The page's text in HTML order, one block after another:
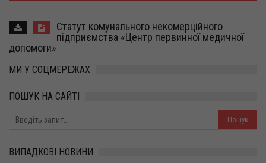
Статут комунального некомерційного
підприємства «Центр первинної медичної
допомоги»
МИ У СОЦМЕРЕЖАХ
ПОШУК НА САЙТІ
ВИПАДКОВІ НОВИНИ